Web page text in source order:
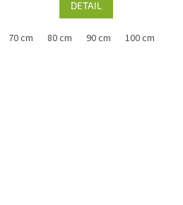
DETAIL
70 cm 80 cm 90 cm 100 cm